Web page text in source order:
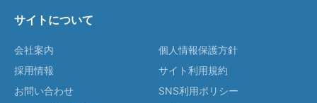
サイトについて
会社案内
採用情報
お問い合わせ
個人情報保護方針
サイト利用規約
SNS利用ポリシー